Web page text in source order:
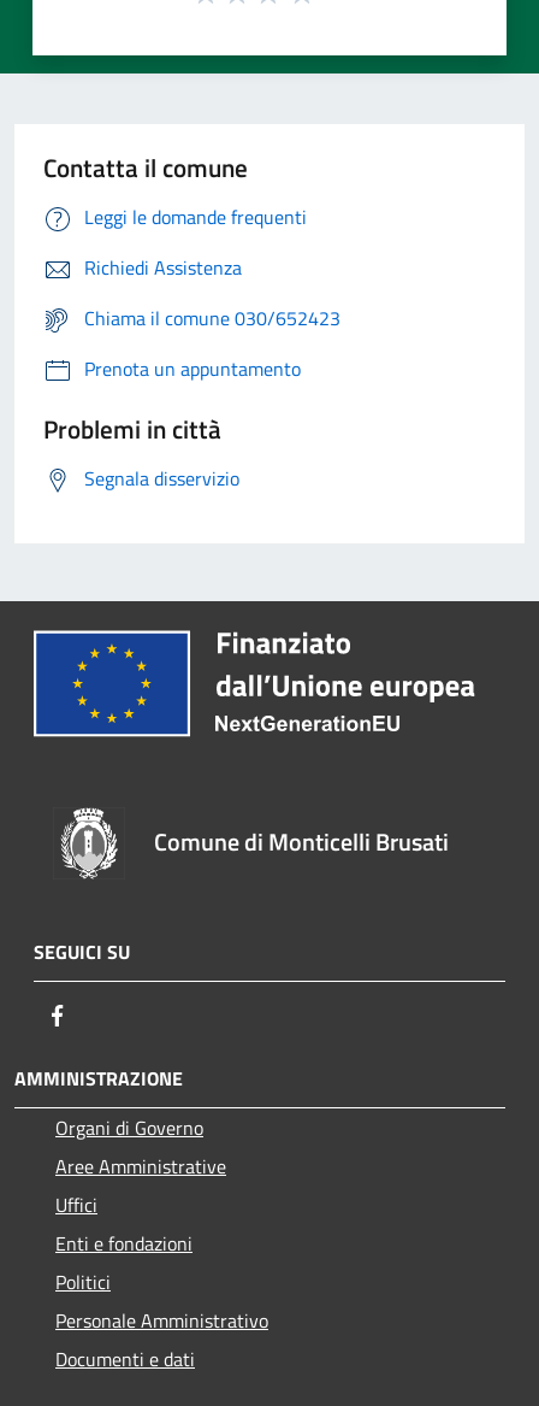
Contatta il comune
Leggi le domande frequenti
Richiedi Assistenza
Chiama il comune 030/652423
Prenota un appuntamento
Problemi in città
Segnala disservizio
Comune di Monticelli Brusati
SEGUICI SU
AMMINISTRAZIONE
Organi di Governo
Aree Amministrative
Uffici
Enti e fondazioni
Politici
Personale Amministrativo
Documenti e dati